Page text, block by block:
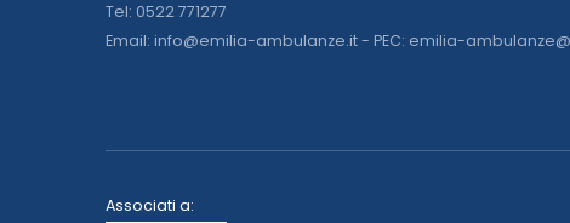
Tel: 0522 771277
Email: info@emilia-ambulanze.it - PEC: emilia-
Associati a: